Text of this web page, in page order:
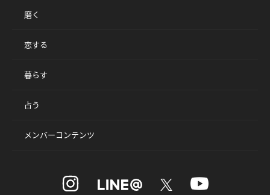
磨く
恋する
暮らす
占う
メンバーコンテンツ